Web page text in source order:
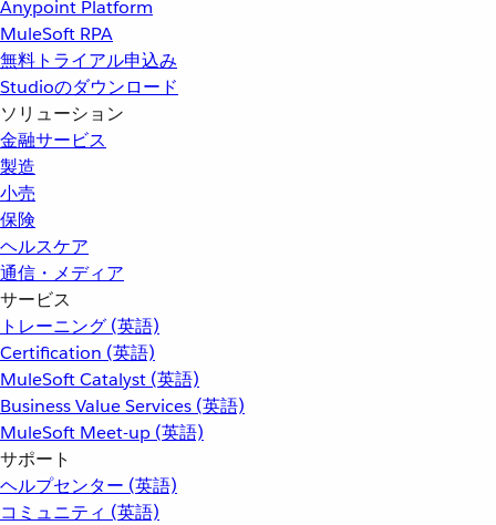
Anypoint Platform
MuleSoft RPA
無料トライアル申込み
Studioのダウンロード
ソリューション
金融サービス
製造
小売
保険
ヘルスケア
通信・メディア
サービス
トレーニング (英語)
Certification (英語)
MuleSoft Catalyst (英語)
Business Value Services (英語)
MuleSoft Meet-up (英語)
サポート
ヘルプセンター (英語)
コミュニティ (英語)